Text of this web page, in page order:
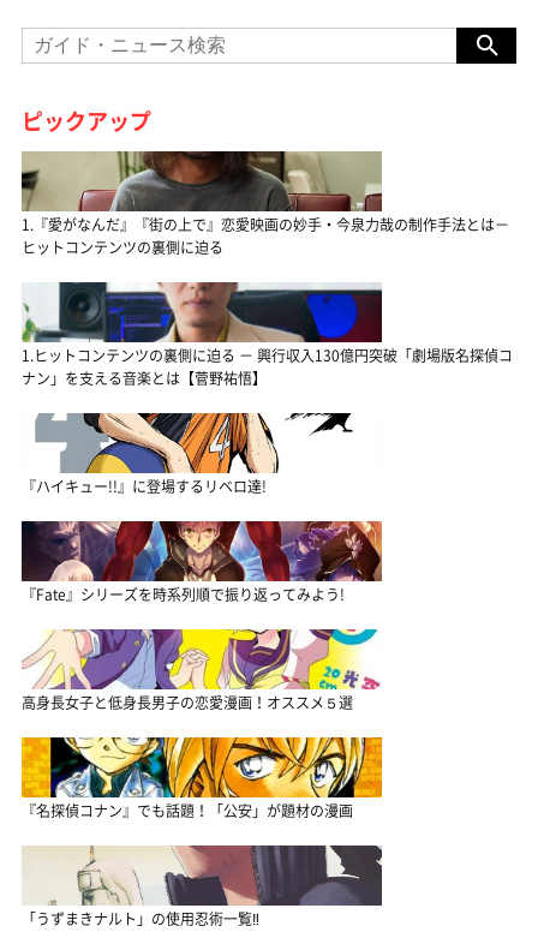
ピックアップ
1.『愛がなんだ』『街の上で』恋愛映画の妙手・今泉力哉の制作手法とは－
ヒットコンテンツの裏側に迫る
1.ヒットコンテンツの裏側に迫る － 興行収入130億円突破「劇場版名探偵コ
ナン」を支える音楽とは【菅野祐悟】
『ハイキュー!!』に登場するリベロ達!
『Fate』シリーズを時系列順で振り返ってみよう!
高身長女子と低身長男子の恋愛漫画！オススメ５選
『名探偵コナン』でも話題！「公安」が題材の漫画
「うずまきナルト」の使用忍術一覧‼